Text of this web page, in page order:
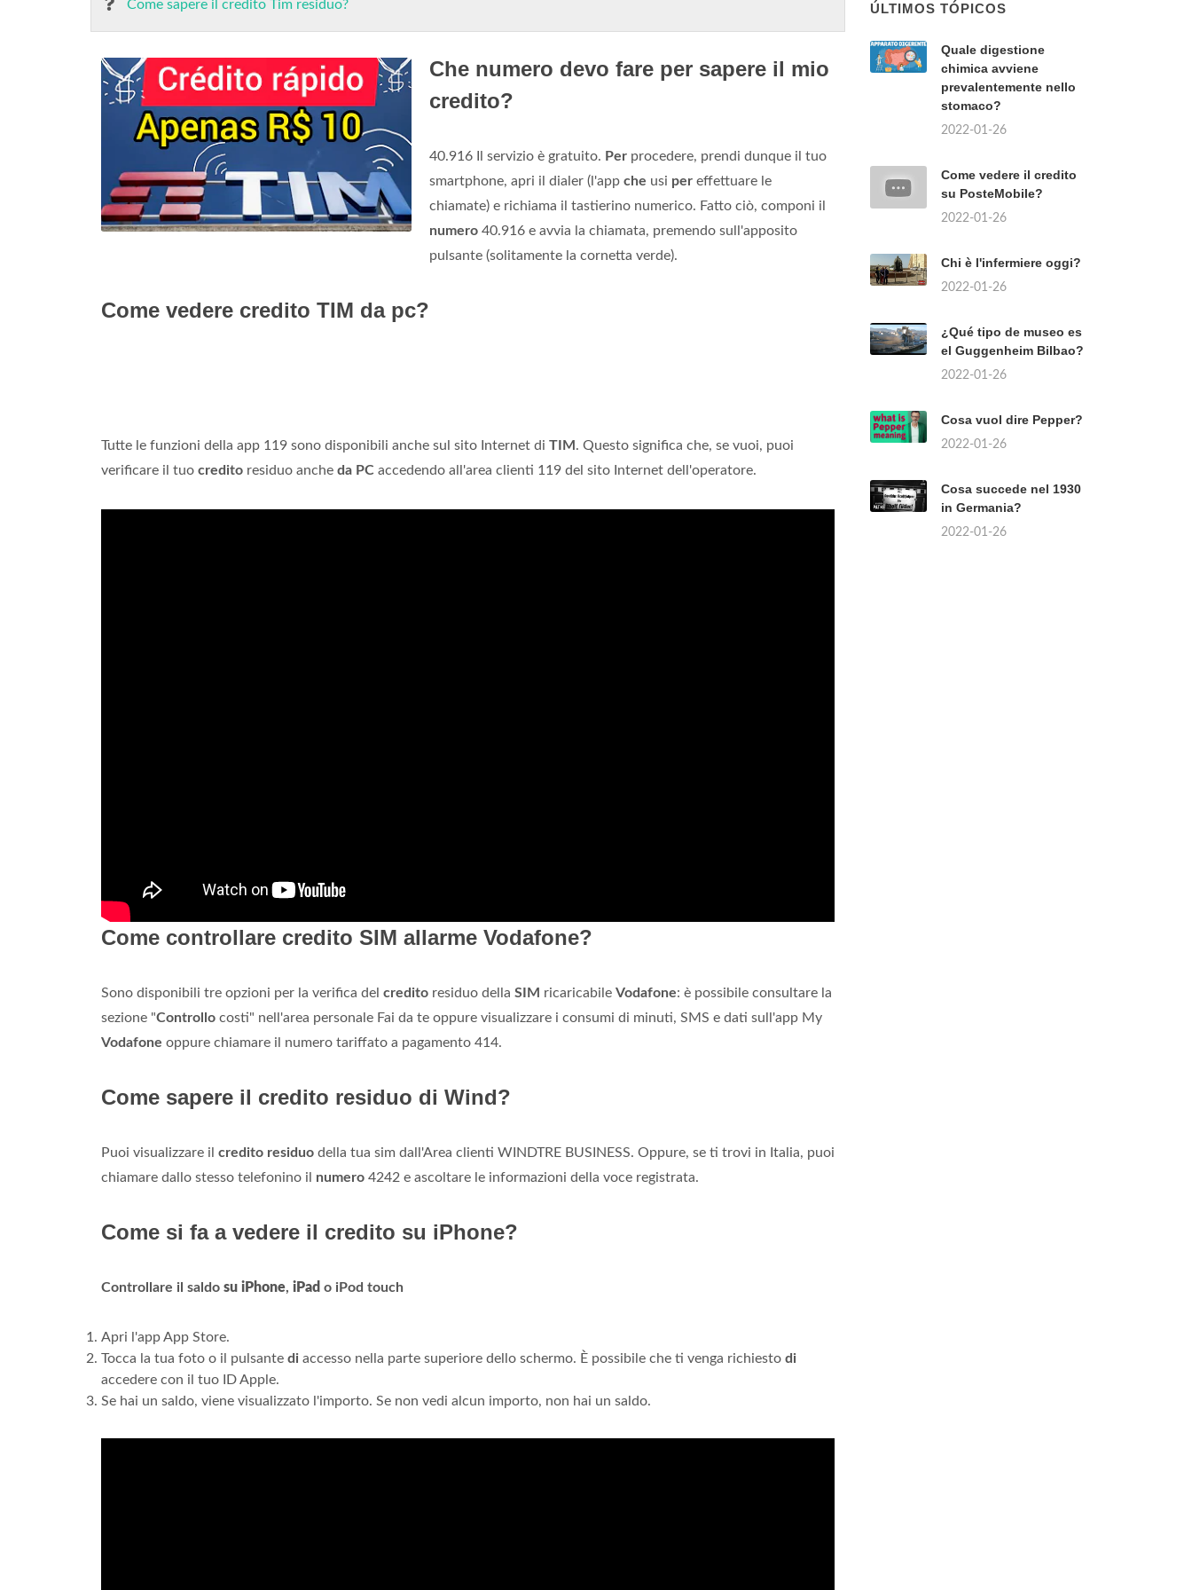
Come sapere il credito Tim residuo?
Che numero devo fare per sapere il mio
credito?
40.916 Il servizio è gratuito. Per procedere, prendi dunque il tuo
smartphone, apri il dialer (l'app che usi per effettuare le
chiamate) e richiama il tastierino numerico. Fatto ciò, componi il
numero 40.916 e avvia la chiamata, premendo sull'apposito
pulsante (solitamente la cornetta verde).
Come vedere credito TIM da pc?
Tutte le funzioni della app 119 sono disponibili anche sul sito Internet di TIM . Questo significa che, se vuoi, puoi
verificare il tuo credito residuo anche da PC accedendo all'area clienti 119 del sito Internet dell'operatore.
Come controllare credito SIM allarme Vodafone?
Sono disponibili tre opzioni per la verifica del credito residuo della SIM ricaricabile Vodafone: è possibile consultare la
sezione "Controllo costi" nell'area personale Fai da te oppure visualizzare i consumi di minuti, SMS e dati sull'app My
Vodafone oppure chiamare il numero tariffato a pagamento 414.
Come sapere il credito residuo di Wind?
Puoi visualizzare il credito residuo della tua sim dall'Area clienti WINDTRE BUSINESS. Oppure, se ti trovi in Italia, puoi
chiamare dallo stesso telefonino il numero 4242 e ascoltare le informazioni della voce registrata.
Come si fa a vedere il credito su iPhone?
Controllare il saldo su iPhone, iPad o iPod touch
Apri l'app App Store.
Tocca la tua foto o il pulsante di accesso nella parte superiore dello schermo. È possibile che ti venga richiesto di
accedere con il tuo ID Apple.
Se hai un saldo, viene visualizzato l'importo. Se non vedi alcun importo, non hai un saldo.
ÚLTIMOS TÓPICOS
Quale digestione
chimica avviene
prevalentemente nello
stomaco?
2022-01-26
Come vedere il credito
su PosteMobile?
2022-01-26
Chi è l'infermiere oggi?
2022-01-26
¿Qué tipo de museo es
el Guggenheim Bilbao?
2022-01-26
Cosa vuol dire Pepper?
2022-01-26
Cosa succede nel 1930
in Germania?
2022-01-26